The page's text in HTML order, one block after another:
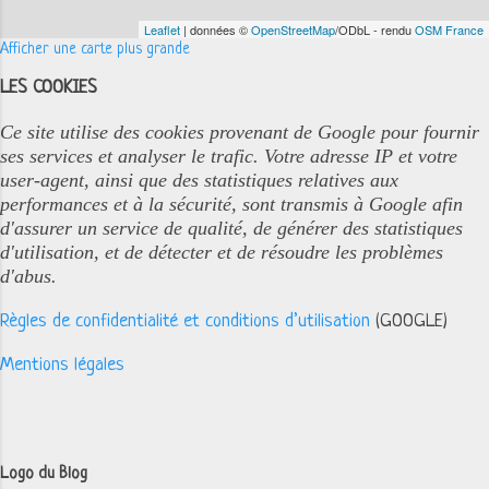
Leaflet | données ©OpenStreetMap/ODbL - renduOSM France
Afficher une carte plus grande
LES COOKIES
Ce site utilise des cookies provenant de Google pour fournir
ses services et analyser le trafic. Votre adresse IP et votre
user-agent, ainsi que des statistiques relatives aux
performances et à la sécurité, sont transmis à Google afin
d'assurer un service de qualité, de générer des statistiques
d'utilisation, et de détecter et de résoudre les problèmes
d'abus.
Règles de confidentialité et conditions d’utilisation (GOOGLE)
Mentions légales
Logo du Blog